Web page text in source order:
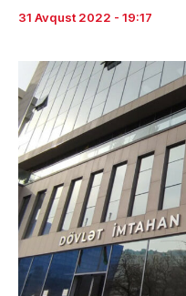
31 Avqust 2022 - 19:17